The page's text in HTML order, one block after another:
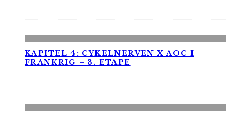
KAPITEL 4: CYKELNERVEN X AOC I
FRANKRIG – 3. ETAPE